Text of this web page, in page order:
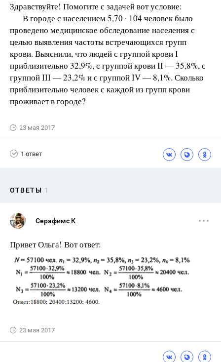
Здравствуйте! Помогите с задачей вот условие:
В городе с населением 5,70 ∙ 104 человек было
проведено медицинское обследование населения с
целью выявления частоты встречающихся групп
крови. Выяснили, что людей с группой крови I
приблизительно 32,9%, с группой крови II — 35,8%, с
группой III — 23,2% и с группой IV — 8,1%. Сколько
приблизительно человек с каждой из групп крови
проживает в городе?
23 мая 2017
1 ответ
ОТВЕТЫ 1
Серафимс К
Привет Ольга! Вот ответ:
23 мая 2017